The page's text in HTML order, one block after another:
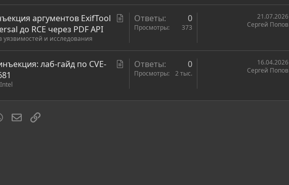
ь
т
аргументов ExifTool
до RCE через PDF API
уязвимостей и исследования
Ответы 0
Просмотры 373
21.07.2026
Сергей Попов
лаб-гайд по CVE-
Ответы 0
Просмотры 2 тыс.
16.04.2026
Сергей Попов
WhatsAppЭлектронная почта
Ссылка